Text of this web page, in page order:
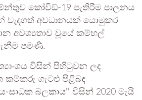
කෝවිඞ්-19 පැතිරීම පාලනය
වැදගත් අවධානයක් යොමුකර
අවශ්‍යතාව වූයේ කම්හල්
පමණි.
විසින් පිහිටුවන ලද
කම්කරු ගැටළු පිළිබඳ
සාධක බලකාය’’ විසින් 2020 මැයි